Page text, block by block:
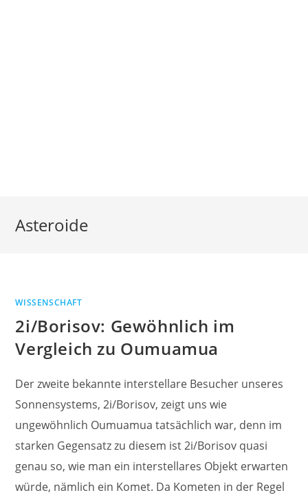
Asteroide
WISSENSCHAFT
2i/Borisov: Gewöhnlich im
Vergleich zu Oumuamua
Der zweite bekannte interstellare Besucher unseres
Sonnensystems, 2i/Borisov, zeigt uns wie
ungewöhnlich Oumuamua tatsächlich war, denn im
starken Gegensatz zu diesem ist 2i/Borisov quasi
genau so, wie man ein interstellares Objekt erwarten
würde, nämlich ein Komet. Da Kometen in der Regel